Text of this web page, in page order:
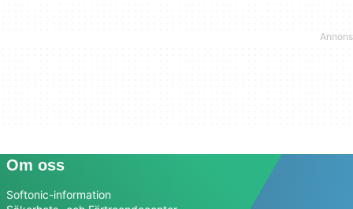
Om oss
Softonic-information